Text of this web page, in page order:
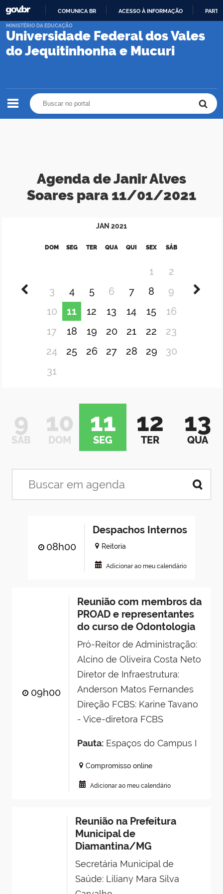
PARA
CONTEÚDO
COMUNICA BR ACESSO À INFORMAÇÃO
Universidade Federal dos Vales
do Jequitinhonha e Mucuri
MINISTÉRIO DA EDUCAÇÃO
Agenda de Janir Alves
Soares para 11/01/2021
JAN 2021
DOM SEG TER QUA QUI SEX SÁB
1
2
3
4 5 6 7 8
9
10
11 12 13 14 15
16
17
18 19 20 21 22
23
24
25 26 27 28 29
30
31
9
SÁB
10
DOM
11
SEG
12
TER
13
QUA
08h00
Despachos Internos
Reitoria
Adicionar ao meu calendário
09h00
Reunião com membros da
PROAD e representantes
do curso de Odontologia
Pró-Reitor de Administração:
Alcino de Oliveira Costa Neto
Diretor de Infraestrutura:
Anderson Matos Fernandes
Direção FCBS: Karine Tavano
- Vice-diretora FCBS
Pauta:Espaços do Campus I
Compromisso online
Adicionar ao meu calendário
Reunião na Prefeitura
Municipal de
Diamantina/MG
Secretária Municipal de
Saúde: Liliany Mara Silva